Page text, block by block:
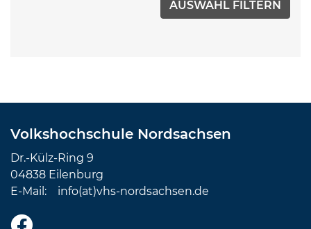
Volkshochschule Nordsachsen
Dr.-Külz-Ring 9
04838 Eilenburg
E-Mail: info(at)vhs-nordsachsen.de